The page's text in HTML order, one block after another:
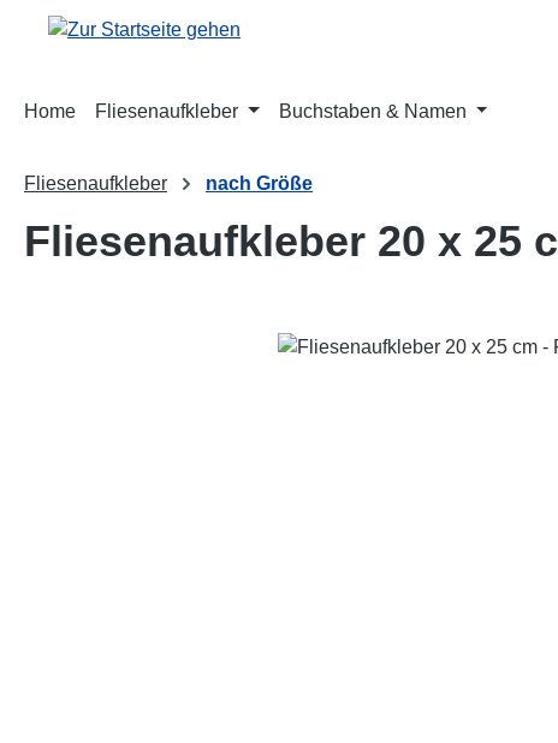
Hauptinhalt springen
Zur Suche springen
Zur Hauptnavigation springen
Home Fliesenaufkleber Buchstaben & Namen
Fliesenaufkleber nach Größe
Fliesenaufkleber 20 x 25